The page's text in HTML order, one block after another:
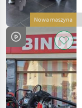
Nowa maszyna